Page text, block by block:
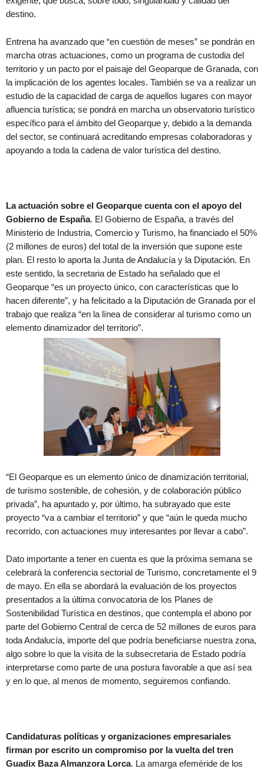
destino.
Entrena ha avanzado que “en cuestión de meses” se pondrán en
marcha otras actuaciones, como un programa de custodia del
territorio y un pacto por el paisaje del Geoparque de Granada, con
la implicación de los agentes locales. También se va a realizar un
estudio de la capacidad de carga de aquellos lugares con mayor
afluencia turística; se pondrá en marcha un observatorio turístico
específico para el ámbito del Geoparque y, debido a la demanda
del sector, se continuará acreditando empresas colaboradoras y
apoyando a toda la cadena de valor turística del destino.
La actuación sobre el Geoparque cuenta con el apoyo del
Gobierno de España. El Gobierno de España, a través del
Ministerio de Industria, Comercio y Turismo, ha financiado el 50%
(2 millones de euros) del total de la inversión que supone este
plan. El resto lo aporta la Junta de Andalucía y la Diputación. En
este sentido, la secretaria de Estado ha señalado que el
Geoparque “es un proyecto único, con características que lo
hacen diferente”, y ha felicitado a la Diputación de Granada por el
trabajo que realiza “en la línea de considerar al turismo como un
elemento dinamizador del territorio”.
“El Geoparque es un elemento único de dinamización territorial,
de turismo sostenible, de cohesión, y de colaboración público
privada”, ha apuntado y, por último, ha subrayado que este
proyecto “va a cambiar el territorio” y que “aún le queda mucho
recorrido, con actuaciones muy interesantes por llevar a cabo”.
Dato importante a tener en cuenta es que la próxima semana se
celebrará la conferencia sectorial de Turismo, concretamente el 9
de mayo. En ella se abordará la evaluación de los proyectos
presentados a la última convocatoria de los Planes de
Sostenibilidad Turística en destinos, que contempla el abono por
parte del Gobierno Central de cerca de 52 millones de euros para
toda Andalucía, importe del que podría beneficiarse nuestra zona,
algo sobre lo que la visita de la subsecretaria de Estado podría
interpretarse como parte de una postura favorable a que así sea
y en lo que, al menos de momento, seguiremos confiando.
Candidaturas políticas y organizaciones empresariales
firman por escrito un compromiso por la vuelta del tren
Guadix Baza Almanzora Lorca. La amarga efeméride de los